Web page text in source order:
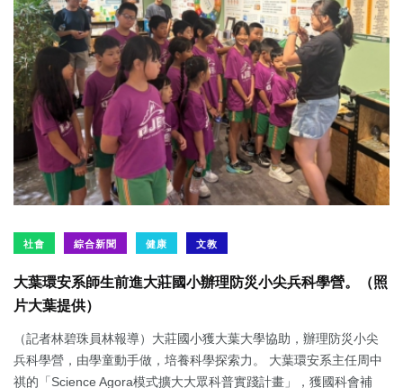
社會 綜合新聞 健康 文教
大葉環安系師生前進大莊國小辦理防災小尖兵科學營。（照
片大葉提供）
（記者林碧珠員林報導）大莊國小獲大葉大學協助，辦理防災小尖
兵科學營，由學童動手做，培養科學探索力。 大葉環安系主任周中
祺的「Science Agora模式擴大大眾科普實踐計畫」，獲國科會補